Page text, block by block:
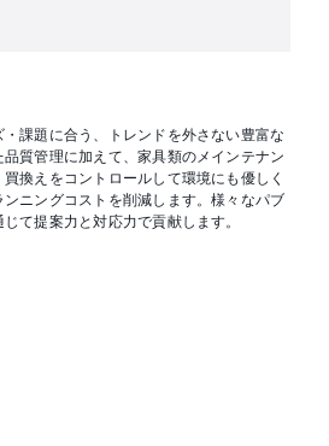
課題に合う、トレンドを外さない豊富な
質管理に加えて、家具類のメインテナン
換えをコントロールして環境にも優しく
ニングコストを削減します。様々なパブ
て提案力と対応力で貢献します。